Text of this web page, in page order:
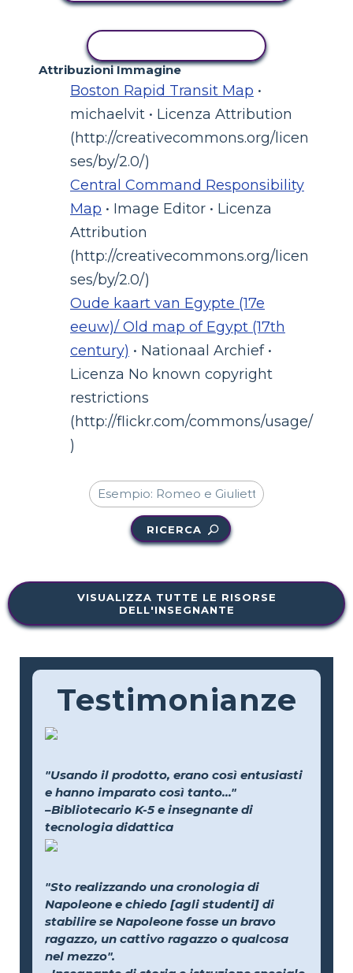
Attribuzioni Immagine
Boston Rapid Transit Map •
michaelvit • Licenza Attribution
(http://creativecommons.org/licen
ses/by/2.0/)
Central Command Responsibility
Map • Image Editor • Licenza
Attribution
(http://creativecommons.org/licen
ses/by/2.0/)
Oude kaart van Egypte (17e
eeuw)/ Old map of Egypt (17th
century) • Nationaal Archief •
Licenza No known copyright
restrictions
(http://flickr.com/commons/usage/
)
RICERCA
VISUALIZZA TUTTE LE RISORSE
DELL'INSEGNANTE
Testimonianze
"Usando il prodotto, erano così entusiasti
e hanno imparato così tanto..."
–Bibliotecario K-5 e insegnante di
tecnologia didattica
"Sto realizzando una cronologia di
Napoleone e chiedo [agli studenti] di
stabilire se Napoleone fosse un bravo
ragazzo, un cattivo ragazzo o qualcosa
nel mezzo".